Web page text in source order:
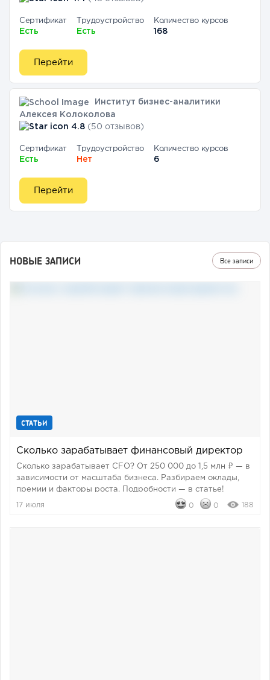
Сертификат
Есть
Трудоустройство
Есть
Количество курсов
168
Перейти
Институт бизнес-аналитики
Алексея Колоколова
4.8 (50 отзывов)
Сертификат
Есть
Трудоустройство
Нет
Количество курсов
6
Перейти
НОВЫЕ ЗАПИСИ Все записи
СТАТЬИ
Сколько зарабатывает финансовый директор
Сколько зарабатывает CFO? От 250 000 до 1,5 млн ₽ — в
зависимости от масштаба бизнеса. Разбираем оклады,
премии и факторы роста. Подробности — в статье!
17 июля 0 0 188